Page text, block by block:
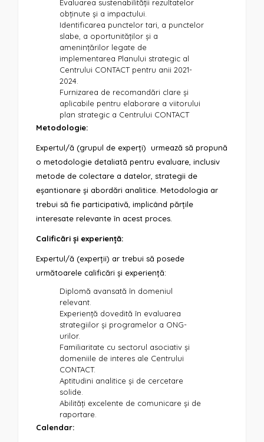
Evaluarea sustenabilității rezultatelor
obținute și a impactului.
Identificarea punctelor tari, a punctelor
slabe, a oportunităților și a
amenințărilor legate de
implementarea Planului strategic al
Centrului CONTACT pentru anii 2021-
2024.
Furnizarea de recomandări clare și
aplicabile pentru elaborare a viitorului
plan strategic a Centrului CONTACT
Metodologie:
Expertul/ă (grupul de experți) urmează să propună
o metodologie detaliată pentru evaluare, inclusiv
metode de colectare a datelor, strategii de
eșantionare și abordări analitice. Metodologia ar
trebui să fie participativă, implicând părțile
interesate relevante în acest proces.
Calificări și experiență:
Expertul/ă (experții) ar trebui să posede
următoarele calificări și experiență:
Diplomă avansată în domeniul
relevant.
Experiență dovedită în evaluarea
strategiilor și programelor a ONG-
urilor.
Familiaritate cu sectorul asociativ și
domeniile de interes ale Centrului
CONTACT.
Aptitudini analitice și de cercetare
solide.
Abilități excelente de comunicare și de
raportare.
Calendar: